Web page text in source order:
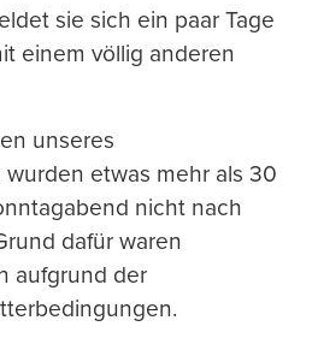
sie sich ein paar Tage
einem völlig anderen
unseres
etwas mehr als 30
nicht nach
dafür waren
aufgrund der